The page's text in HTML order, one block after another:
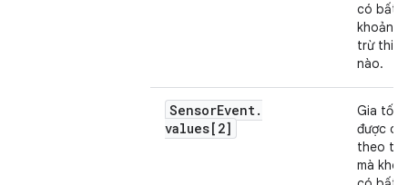
có bất
khoản
trừ
nào.
SensorEvent.
values[2]
Gia tốc
được
theo
mà